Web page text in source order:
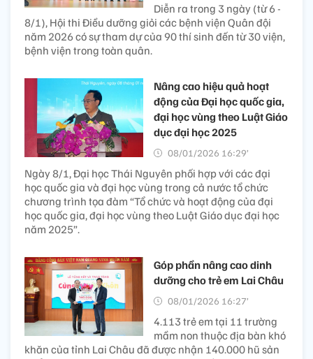
Diễn ra trong 3 ngày (từ 6 -
8/1), Hội thi Điều dưỡng giỏi các bệnh viện Quân đội
năm 2026 có sự tham dự của 90 thí sinh đến từ 30 viện,
bệnh viện trong toàn quân.
Nâng cao hiệu quả hoạt
động của Đại học quốc gia,
đại học vùng theo Luật Giáo
dục đại học 2025
08/01/2026 16:29’
Ngày 8/1, Đại học Thái Nguyên phối hợp với các đại
học quốc gia và đại học vùng trong cả nước tổ chức
chương trình tọa đàm “Tổ chức và hoạt động của đại
học quốc gia, đại học vùng theo Luật Giáo dục đại học
năm 2025”.
Góp phần nâng cao dinh
dưỡng cho trẻ em Lai Châu
08/01/2026 16:27’
4.113 trẻ em tại 11 trường
mầm non thuộc địa bàn khó
khăn của tỉnh Lai Châu đã được nhận 140.000 hũ sản